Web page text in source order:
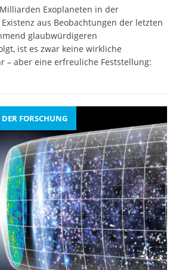
Exoplaneten in der
aus Beobachtungen der letzten
glaubwürdigeren
ist es zwar keine wirkliche
– aber eine erfreuliche Feststellung:
FORSCHUNG